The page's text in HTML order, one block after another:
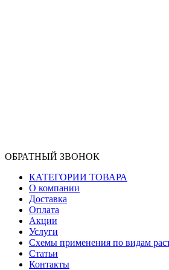
ОБРАТНЫЙ ЗВОНОК
КАТЕГОРИИ ТОВАРА
О компании
Доставка
Оплата
Акции
Услуги
Схемы применения по видам
Статьи
Контакты